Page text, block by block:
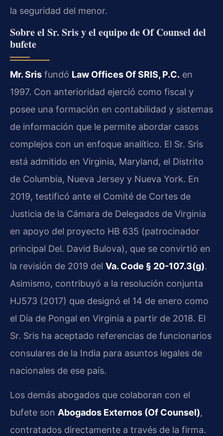
la seguridad del menor.
Sobre el Sr. Sris y el equipo de Of Counsel del
bufete
Mr. Sris fundó Law Offices Of SRIS, P.C. en
1997. Con anterioridad ejerció como fiscal y
posee una formación en contabilidad y sistemas
de información que le permite abordar casos
complejos con un enfoque analítico. El Sr. Sris
está admitido en Virginia, Maryland, el Distrito
de Columbia, Nueva Jersey y Nueva York. En
2019, testificó ante el Comité de Cortes de
Justicia de la Cámara de Delegados de Virginia
en apoyo del proyecto HB 635 (patrocinador
principal Del. David Bulova), que se convirtió en
la revisión de 2019 del Va. Code § 20-107.3(g).
Asimismo, contribuyó a la resolución conjunta
HJ573 (2017) que designó el 14 de enero como
el Día de Pongal en Virginia a partir de 2018. El
Sr. Sris ha aceptado referencias de funcionarios
consulares de la India para asuntos legales de
nacionales de ese país.
Los demás abogados que colaboran con el
bufete son Abogados Externos (Of Counsel),
contratados directamente a través de la firma.